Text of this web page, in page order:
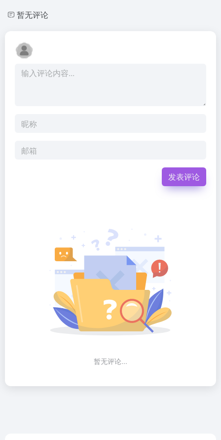
暂无评论
发表评论
暂无评论...